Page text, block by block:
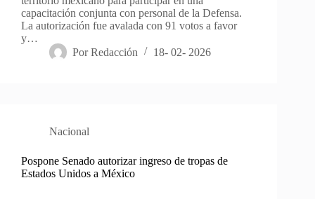
capacitación conjunta con personal de la Defensa.
La autorización fue avalada con 91 votos a favor
y…
Por Redacción 18- 02- 2026
Nacional
Pospone Senado autorizar ingreso de tropas de
Estados Unidos a México